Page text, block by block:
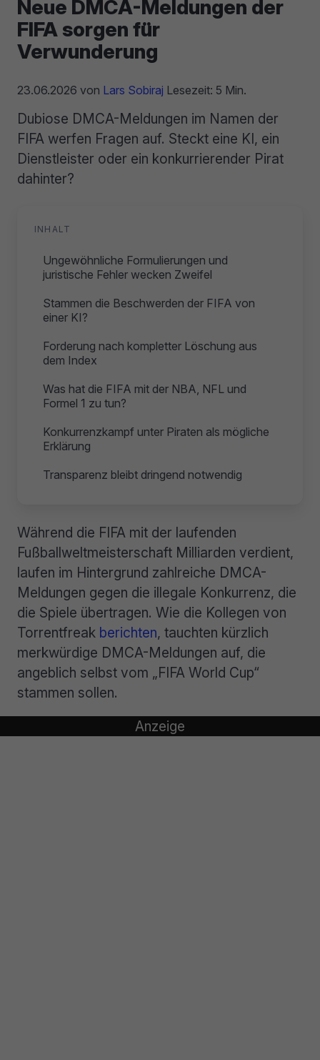
Neue DMCA-Meldungen der
FIFA sorgen für
Verwunderung
23.06.2026 von Lars Sobiraj Lesezeit: 5 Min.
Dubiose DMCA-Meldungen im Namen der
FIFA werfen Fragen auf. Steckt eine KI, ein
Dienstleister oder ein konkurrierender Pirat
dahinter?
INHALT
Ungewöhnliche Formulierungen und
juristische Fehler wecken Zweifel
Stammen die Beschwerden der FIFA von
einer KI?
Forderung nach kompletter Löschung aus
dem Index
Was hat die FIFA mit der NBA, NFL und
Formel 1 zu tun?
Konkurrenzkampf unter Piraten als mögliche
Erklärung
Transparenz bleibt dringend notwendig
Während die FIFA mit der laufenden
Fußballweltmeisterschaft Milliarden verdient,
laufen im Hintergrund zahlreiche DMCA-
Meldungen gegen die illegale Konkurrenz, die
die Spiele übertragen. Wie die Kollegen von
Torrentfreak berichten, tauchten kürzlich
merkwürdige DMCA-Meldungen auf, die
angeblich selbst vom „FIFA World Cup“
stammen sollen.